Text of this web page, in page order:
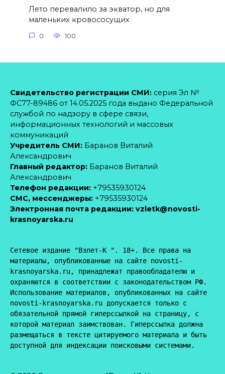
Лето перевалило за экватор, но для
маленьких кровососущих
0 100
Свидетельство регистрации СМИ: серия Эл №
ФС77-89486 от 14.05.2025 года выдано Федеральной
службой по надзору в сфере связи,
информационных технологий и массовых
коммуникаций
Учредитель СМИ: Баранов Виталий
Александрович
Главный редактор: Баранов Виталий
Александрович
Телефон редакции: +79535930124
CМС, мессенджеры: +79535930124
Электронная почта редакции: vzletk@novosti-
krasnoyarska.ru
Сетевое издание "Взлет-К ". 18+. Все права на
материалы, опубликованные на сайте novosti-
krasnoyarska.ru, принадлежат правообладателю и
охраняются в соответствии с законодательством РФ.
Использование материалов, опубликованных на сайте
novosti-krasnoyarska.ru допускается только с
обязательной прямой гиперссылкой на страницу, с
которой материал заимствован. Гиперссылка должна
размещаться в тексте цитируемого материала и быть
доступной для индексации поисковыми системами.